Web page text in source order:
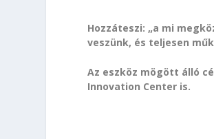
Hozzáteszi: „a mi
veszünk, és teljesen
Az eszköz mögött álló
Innovation Center is.